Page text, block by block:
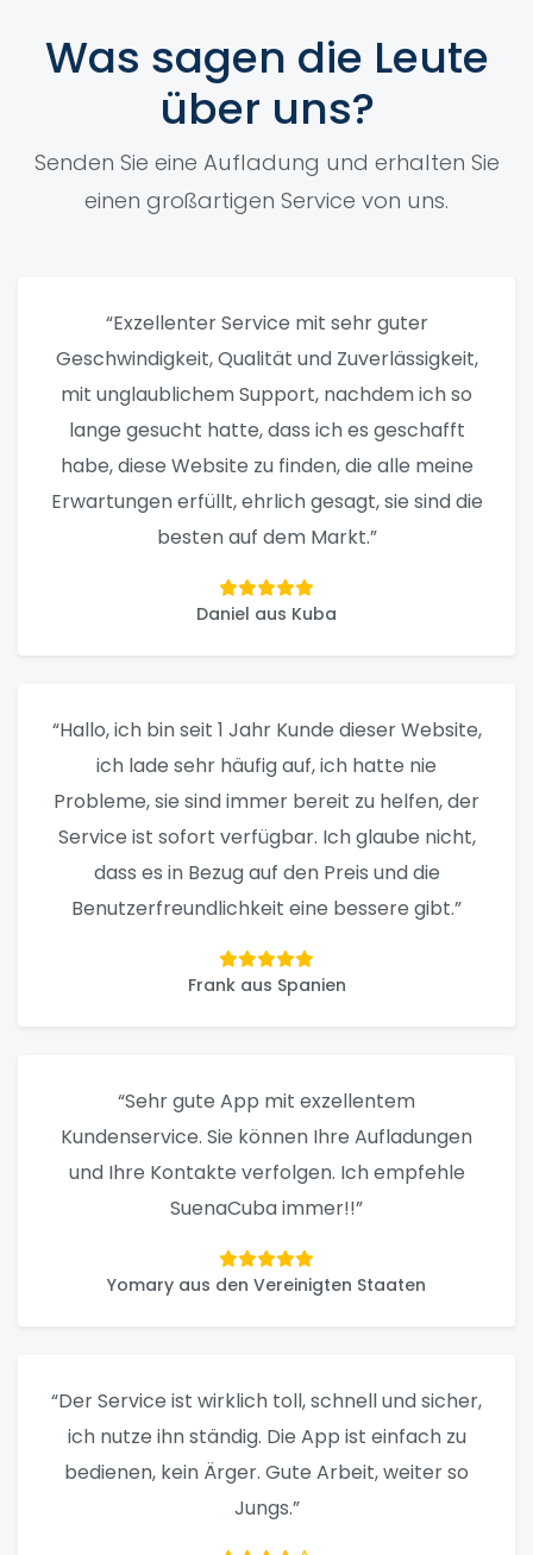
Was sagen die Leute
über uns?
Senden Sie eine Aufladung und erhalten Sie
einen großartigen Service von uns.
“Exzellenter Service mit sehr guter
Geschwindigkeit, Qualität und Zuverlässigkeit,
mit unglaublichem Support, nachdem ich so
lange gesucht hatte, dass ich es geschafft
habe, diese Website zu finden, die alle meine
Erwartungen erfüllt, ehrlich gesagt, sie sind die
besten auf dem Markt.”
Daniel aus Kuba
“Hallo, ich bin seit 1 Jahr Kunde dieser Website,
ich lade sehr häufig auf, ich hatte nie
Probleme, sie sind immer bereit zu helfen, der
Service ist sofort verfügbar. Ich glaube nicht,
dass es in Bezug auf den Preis und die
Benutzerfreundlichkeit eine bessere gibt.”
Frank aus Spanien
“Sehr gute App mit exzellentem
Kundenservice. Sie können Ihre Aufladungen
und Ihre Kontakte verfolgen. Ich empfehle
SuenaCuba immer!!”
Yomary aus den Vereinigten Staaten
“Der Service ist wirklich toll, schnell und sicher,
ich nutze ihn ständig. Die App ist einfach zu
bedienen, kein Ärger. Gute Arbeit, weiter so
Jungs.”